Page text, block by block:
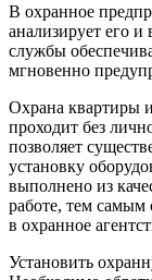
В охранное
анализирует его
службы
мгновенно
Охрана квартиры
проходит без
позволяет
установку
выполнено из
работе, тем самым
в охранное
Установить